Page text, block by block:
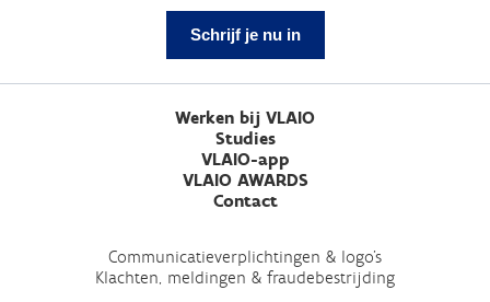
Schrijf je nu in
Werken bij VLAIO
Studies
VLAIO-app
VLAIO AWARDS
Contact
Communicatieverplichtingen & logo's
Klachten, meldingen & fraudebestrijding